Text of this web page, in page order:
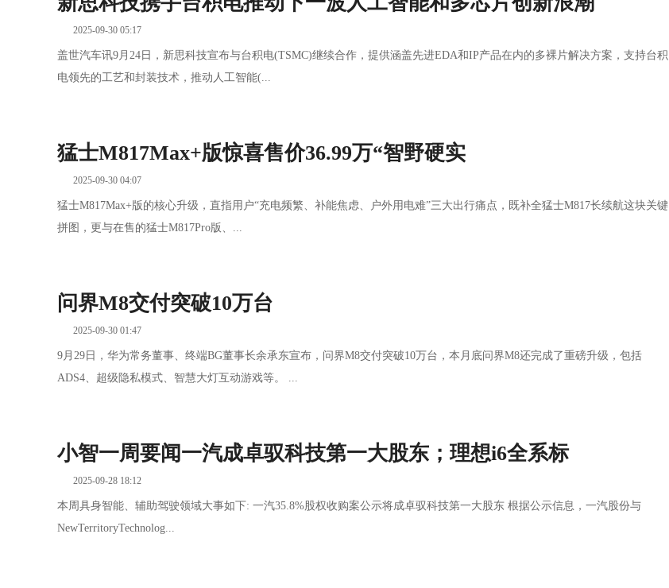
2025-09-30 05:17
盖世汽车讯9月24日，新思科技宣布与台积电(TSMC)继续合作，提供涵盖先进EDA和IP产品在内的多裸片解决方案，支持台积
电领先的工艺和封装技术，推动人工智能(...
猛士M817Max+版惊喜售价36.99万“智野硬实
2025-09-30 04:07
猛士M817Max+版的核心升级，直指用户“充电频繁、补能焦虑、户外用电难”三大出行痛点，既补全猛士M817长续航这块关键
拼图，更与在售的猛士M817Pro版、...
问界M8交付突破10万台
2025-09-30 01:47
9月29日，华为常务董事、终端BG董事长余承东宣布，问界M8交付突破10万台，本月底问界M8还完成了重磅升级，包括
ADS4、超级隐私模式、智慧大灯互动游戏等。 ...
小智一周要闻一汽成卓驭科技第一大股东；理想i6全系标
2025-09-28 18:12
本周具身智能、辅助驾驶领域大事如下: 一汽35.8%股权收购案公示将成卓驭科技第一大股东 根据公示信息，一汽股份与
NewTerritoryTechnolog...